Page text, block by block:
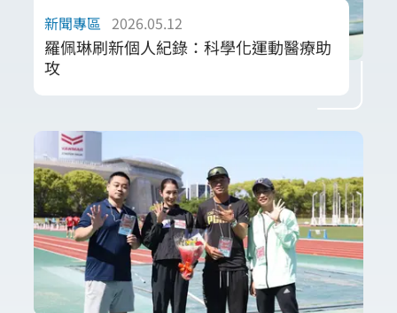
新聞專區 2026.05.12
羅佩琳刷新個人紀錄：科學化運動醫療助
攻
PB，展現卓越的競技狀態。唯心運動醫療體系
強調，頂尖成績的背後需仰賴「醫、病、練」
三方的深度協作。透過精準的身體功能監控與
動態負荷調整，物理治療師能協助選手在突破
生理限制的同時，維持最佳的生物力學效率。
我們致力於將科學化運動處方應用於競技場，
陪伴每一位選手在國際舞台上追求極限，共創
榮耀。